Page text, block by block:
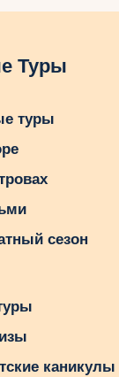
Туры
туры
сезон
каникулы